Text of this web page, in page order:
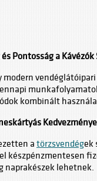
Pontosság a Kávézók
modern
kombinált
a törzsvendégek
naprakészek lehetnek.